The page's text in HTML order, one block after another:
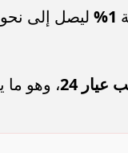
1% ليصل إلى نحو
، وهو